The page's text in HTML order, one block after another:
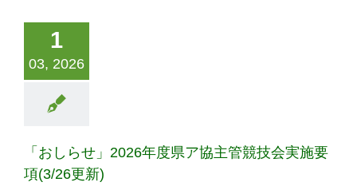
1
03, 2026
「おしらせ」2026年度県ア協主管競技会実施要
項(3/26更新)